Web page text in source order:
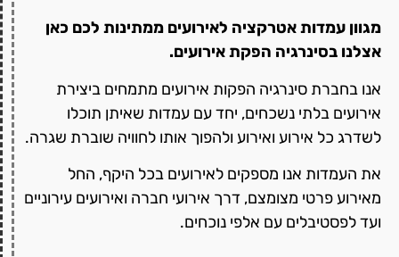
מגוון עמדות אטרקציה לאירועים ממתינות לכם כאן
אצלנו בסינרגיה הפקת אירועים.
אנו בחברת סינרגיה הפקות אירועים מתמחים ביצירת
אירועים בלתי נשכחים, יחד עם עמדות שאיתן תוכלו
לשדרג כל אירוע ואירוע ולהפוך אותו לחוויה שוברת שגרה.
את העמדות אנו מספקים לאירועים בכל היקף, החל
מאירוע פרטי מצומצם, דרך אירועי חברה ואירועים עירוניים
ועד לפסטיבלים עם אלפי נוכחים.